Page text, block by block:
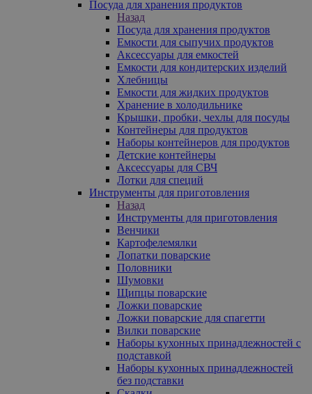
Посуда для хранения продуктов
Назад
Посуда для хранения продуктов
Емкости для сыпучих продуктов
Аксессуары для емкостей
Емкости для кондитерских изделий
Хлебницы
Емкости для жидких продуктов
Хранение в холодильнике
Крышки, пробки, чехлы для посуды
Контейнеры для продуктов
Наборы контейнеров для продуктов
Детские контейнеры
Аксессуары для СВЧ
Лотки для специй
Инструменты для приготовления
Назад
Инструменты для приготовления
Венчики
Картофелемялки
Лопатки поварские
Половники
Шумовки
Щипцы поварские
Ложки поварские
Ложки поварские для спагетти
Вилки поварские
Наборы кухонных принадлежностей с
подставкой
Наборы кухонных принадлежностей
без подставки